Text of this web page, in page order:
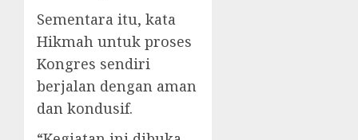
Sementara itu, kata
Hikmah untuk proses
Kongres sendiri
berjalan dengan aman
dan kondusif.